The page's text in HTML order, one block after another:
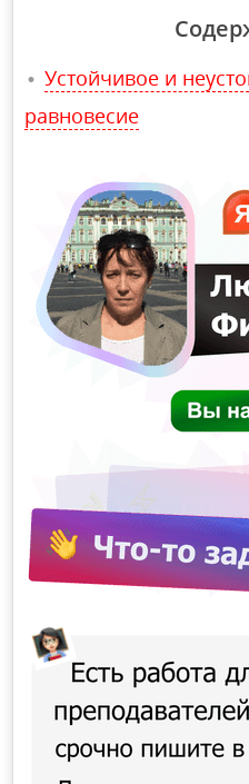
Устойчивое и
равновесие